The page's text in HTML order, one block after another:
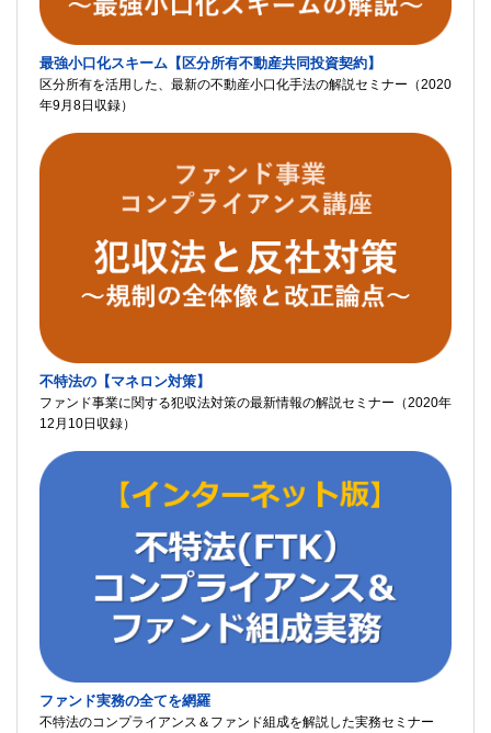
最強小口化スキーム【区分所有不動産共同投資契約】
区分所有を活用した、最新の不動産小口化手法の解説セミナー（2020
年9月8日収録）
不特法の【マネロン対策】
ファンド事業に関する犯収法対策の最新情報の解説セミナー（2020年
12月10日収録）
ファンド実務の全てを網羅
不特法のコンプライアンス＆ファンド組成を解説した実務セミナー